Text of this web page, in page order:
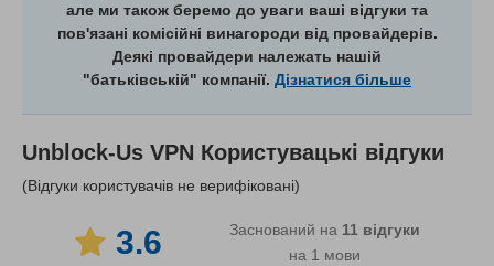
але ми також беремо до уваги ваші відгуки та
пов'язані комісійні винагороди від провайдерів.
Деякі провайдери належать нашій
"батьківській" компанії. Дізнатися більше
Unblock-Us VPN Користувацькі відгуки
(Відгуки користувачів не верифіковані)
3.6 Заснований на 11 відгуки
на 1 мови